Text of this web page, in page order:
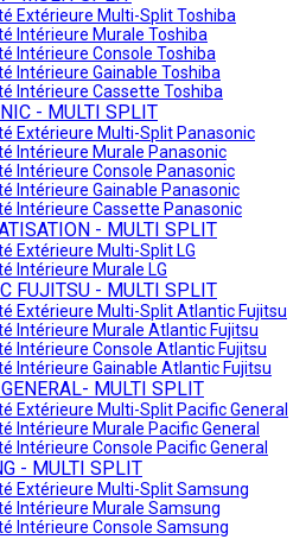
Extérieure Multi-Split Toshiba
Intérieure Murale Toshiba
Intérieure Console Toshiba
Intérieure Gainable Toshiba
Intérieure Cassette Toshiba
- MULTI SPLIT
Extérieure Multi-Split Panasonic
Intérieure Murale Panasonic
Intérieure Console Panasonic
Intérieure Gainable Panasonic
Intérieure Cassette Panasonic
- MULTI SPLIT
Extérieure Multi-Split LG
Intérieure Murale LG
FUJITSU - MULTI SPLIT
Extérieure Multi-Split Atlantic Fujitsu
Intérieure Murale Atlantic Fujitsu
Intérieure Console Atlantic Fujitsu
Intérieure Gainable Atlantic Fujitsu
MULTI SPLIT
Extérieure Multi-Split Pacific General
Intérieure Murale Pacific General
Intérieure Console Pacific General
- MULTI SPLIT
Extérieure Multi-Split Samsung
Intérieure Murale Samsung
Intérieure Console Samsung